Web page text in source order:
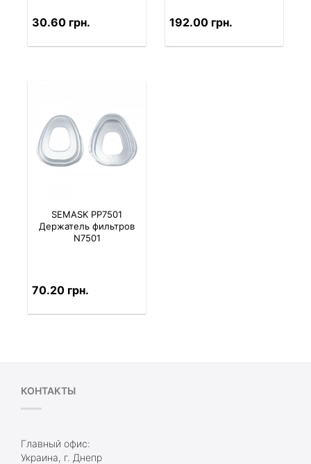
30.60 грн. 192.00 грн.
SEMASK PP7501
Держатель фильтров
N7501
70.20 грн.
КОНТАКТЫ
Главный офис:
Украина, г. Днепр